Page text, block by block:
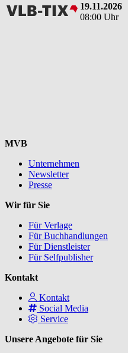
vlbtix
19.11.2026
08:00 Uhr
MVB
Unternehmen
Newsletter
Presse
Wir für Sie
Für Verlage
Für Buchhandlungen
Für Dienstleister
Für Selfpublisher
Kontakt
Kontakt
Social Media
Service
Unsere Angebote für Sie